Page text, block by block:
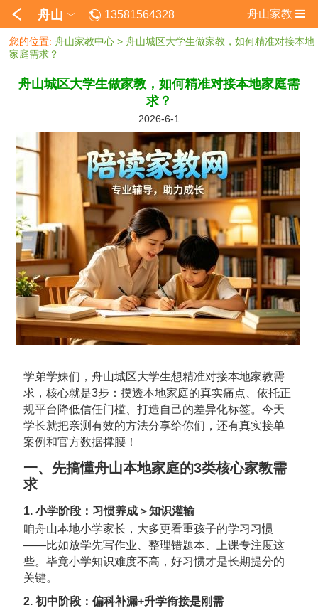
舟山 13581564328 舟山家教
您的位置:舟山家教中心 > 舟山城区大学生做家教，如何精准对接本地
家庭需求？
舟山城区大学生做家教，如何精准对接本地家庭需
求？
2026-6-1
学弟学妹们，舟山城区大学生想精准对接本地家教需
求，核心就是3步：摸透本地家庭的真实痛点、依托正
规平台降低信任门槛、打造自己的差异化标签。今天
学长就把亲测有效的方法分享给你们，还有真实接单
案例和官方数据撑腰！
一、先搞懂舟山本地家庭的3类核心家教需
求
1. 小学阶段：习惯养成＞知识灌输
咱舟山本地小学家长，大多更看重孩子的学习习惯
——比如放学先写作业、整理错题本、上课专注度这
些。毕竟小学知识难度不高，好习惯才是长期提分的
关键。
2. 初中阶段：偏科补漏+升学衔接是刚需